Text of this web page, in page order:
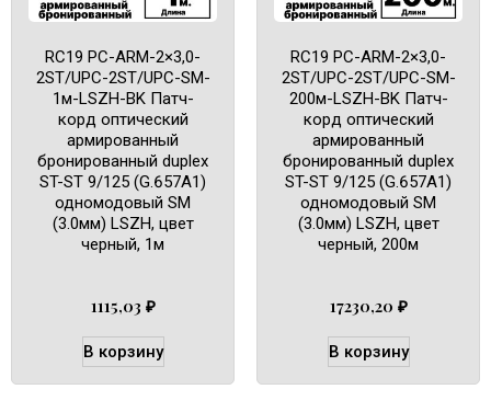
RC19 PC-ARM-2×3,0-
2ST/UPC-2ST/UPC-SM-
1м-LSZH-BK Патч-
корд оптический
армированный
бронированный duplex
ST-ST 9/125 (G.657A1)
одномодовый SM
(3.0мм) LSZH, цвет
черный, 1м
1115,03 ₽
В корзину
RC19 PC-ARM-2×3,0-
2ST/UPC-2ST/UPC-SM-
200м-LSZH-BK Патч-
корд оптический
армированный
бронированный duplex
ST-ST 9/125 (G.657A1)
одномодовый SM
(3.0мм) LSZH, цвет
черный, 200м
17230,20 ₽
В корзину